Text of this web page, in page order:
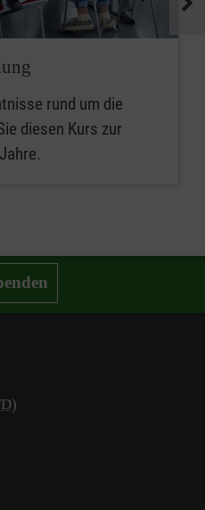
rund um die
diesen Kurs zur